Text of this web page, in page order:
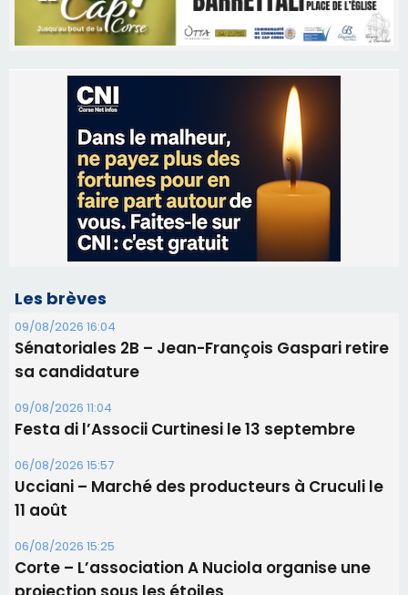
Les brèves
09/08/2026 16:04
Sénatoriales 2B – Jean-François Gaspari retire
sa candidature
09/08/2026 11:04
Festa di l’Associi Curtinesi le 13 septembre
06/08/2026 15:57
Ucciani – Marché des producteurs à Cruculi le
11 août
06/08/2026 15:25
Corte – L’association A Nuciola organise une
projection sous les étoiles
06/08/2026 15:04
Alata - Soirée Tango Argentin au stade de San
Benedetto
05/08/2026 09:53
Biguglia : messe de la Sainte-Marie et
procession le 14 août